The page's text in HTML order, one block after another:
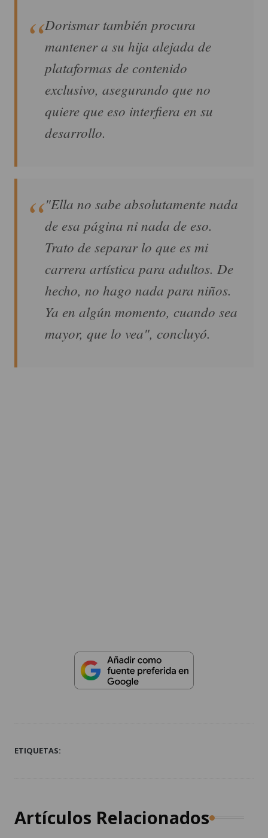
Dorismar también procura
mantener a su hija alejada de
plataformas de contenido
exclusivo, asegurando que no
quiere que eso interfiera en su
desarrollo.
"Ella no sabe absolutamente nada
de esa página ni nada de eso.
Trato de separar lo que es mi
carrera artística para adultos. De
hecho, no hago nada para niños.
Ya en algún momento, cuando sea
mayor, que lo vea", concluyó.
ETIQUETAS:
Artículos Relacionados